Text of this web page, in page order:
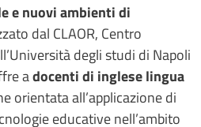
e nuovi ambienti di
dal CLAOR, Centro
degli studi di Napoli
adocenti di inglese lingua
orientata all’applicazione di
educative nell’ambito